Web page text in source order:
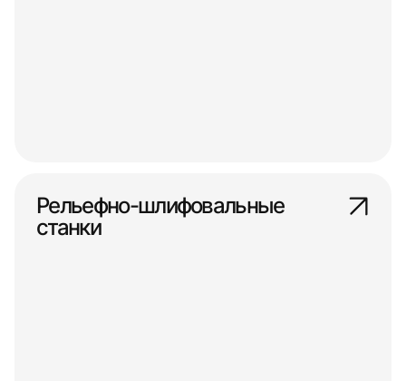
Рельефно-шлифовальные
станки